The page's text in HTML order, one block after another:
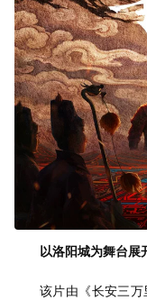
以洛阳城为舞台展
该片由《长安三